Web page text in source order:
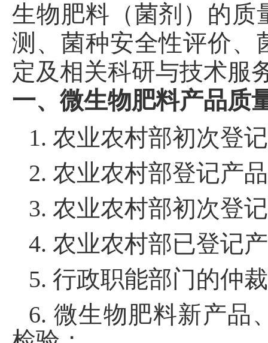
生物肥料（菌剂）的质
测、菌种安全性评价、
定及相关科研与技术服
一、微生物肥料产品质
1. 农业农村部初次登
2. 农业农村部登记产
3. 农业农村部初次登
4. 农业农村部已登记
5. 行政职能部门的仲
6. 微生物肥料新产品